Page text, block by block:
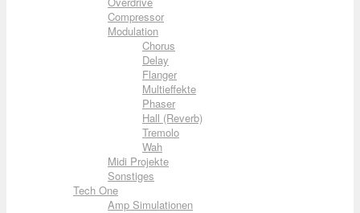
Compressor
Modulation
Chorus
Delay
Flanger
Multieffekte
Phaser
Hall (Reverb)
Tremolo
Wah
Midi Projekte
Sonstiges
Tech One
Amp Simulationen